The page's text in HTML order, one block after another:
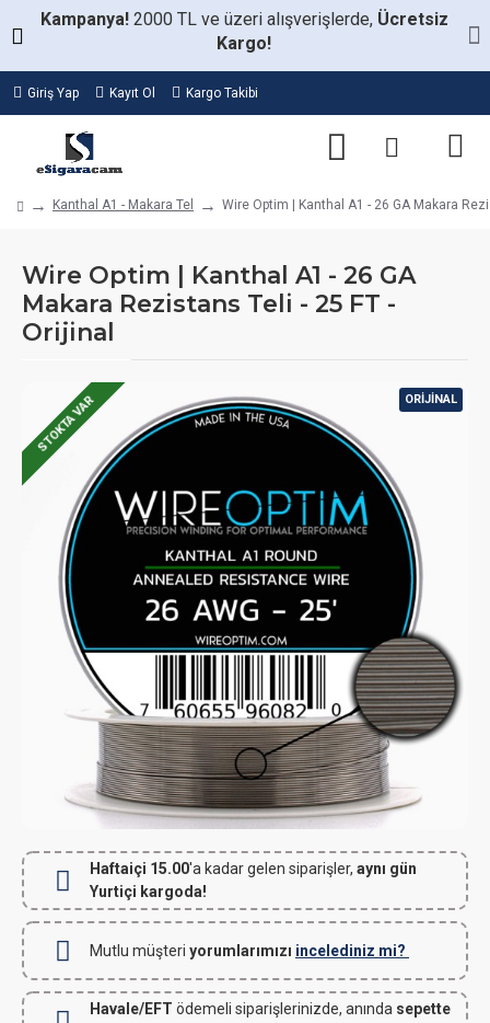
Kampanya! 2000 TL ve üzeri alışverişlerde, Ücretsiz
Kargo!
Giriş Yap Kayıt Ol Kargo Takibi
Kanthal A1 - Makara Tel Wire Optim | Kanthal A1 - 26 GA Makara
Wire Optim | Kanthal A1 - 26 GA
Makara Rezistans Teli - 25 FT -
Orijinal
STOKTA VAR ORIJINAL
Haftaiçi 15.00'a kadar gelen siparişler, aynı gün
Yurtiçi kargoda!
Mutlu müşteri yorumlarımızı incelediniz mi?
Havale/EFT ödemeli siparişlerinizde, anında sepette